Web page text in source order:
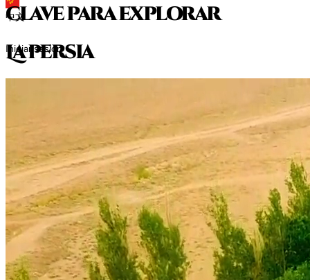
中文
Iniciar sesión
clave para explorar
Lapersia